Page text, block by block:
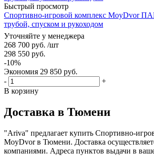
Быстрый просмотр
Спортивно-игровой комплекс MoyDvor
трубой, спуском и рукоходом
Уточняйте у менеджера
268 700 руб. /шт
298 550 руб.
-10%
Экономия 29 850 руб.
-
+
В корзину
Доставка в Тюмени
"Ariva" предлагает купить Спортивно-
MoyDvor в Тюмени. Доставка
компаниями. Адреса пунктов выдачи в